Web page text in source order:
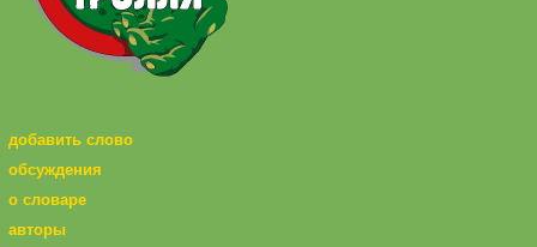
добавить слово
обсуждения
о словаре
авторы